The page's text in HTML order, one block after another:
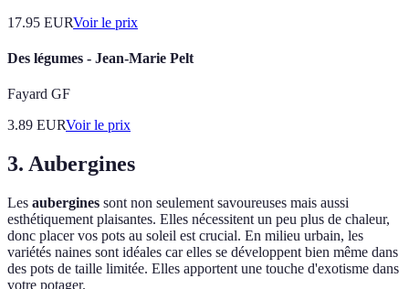
17.95 EURVoir le prix
Des légumes - Jean-Marie Pelt
Fayard GF
3.89 EURVoir le prix
3. Aubergines
Les aubergines sont non seulement savoureuses mais aussi
esthétiquement plaisantes. Elles nécessitent un peu plus de chaleur,
donc placer vos pots au soleil est crucial. En milieu urbain, les
variétés naines sont idéales car elles se développent bien même dans
des pots de taille limitée. Elles apportent une touche d'exotisme dans
votre potager.